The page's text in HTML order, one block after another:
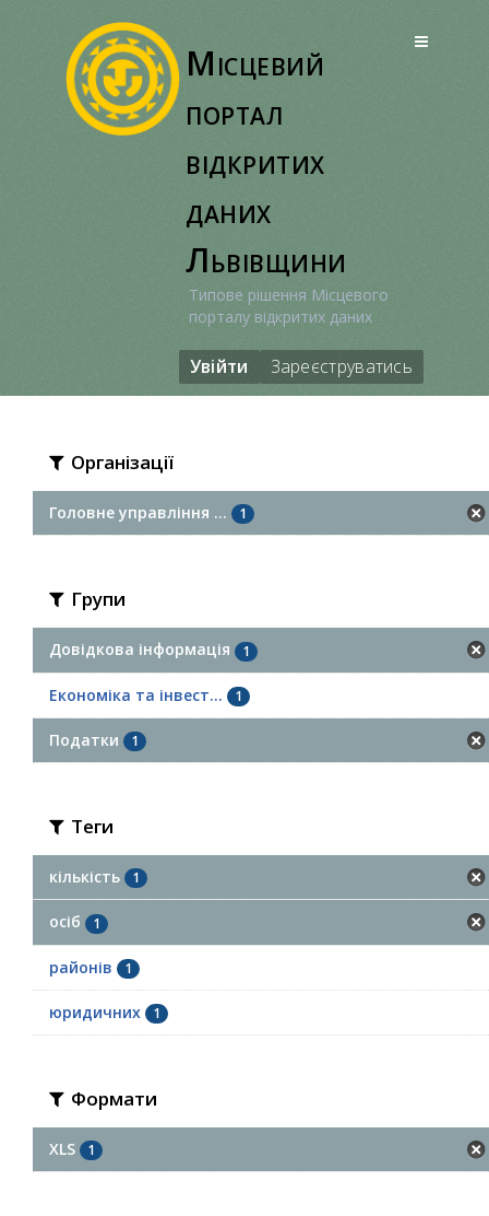
Місцевий
портал
відкритих
даних
Львівщини
Типове рішення Місцевого
порталу відкритих даних
Увійти Зареєструватись
Організації
Головне управління ... 1
Групи
Довідкова інформація 1
Економіка та інвест... 1
Податки 1
Теги
кількість 1
осіб 1
районів 1
юридичних 1
Формати
XLS 1